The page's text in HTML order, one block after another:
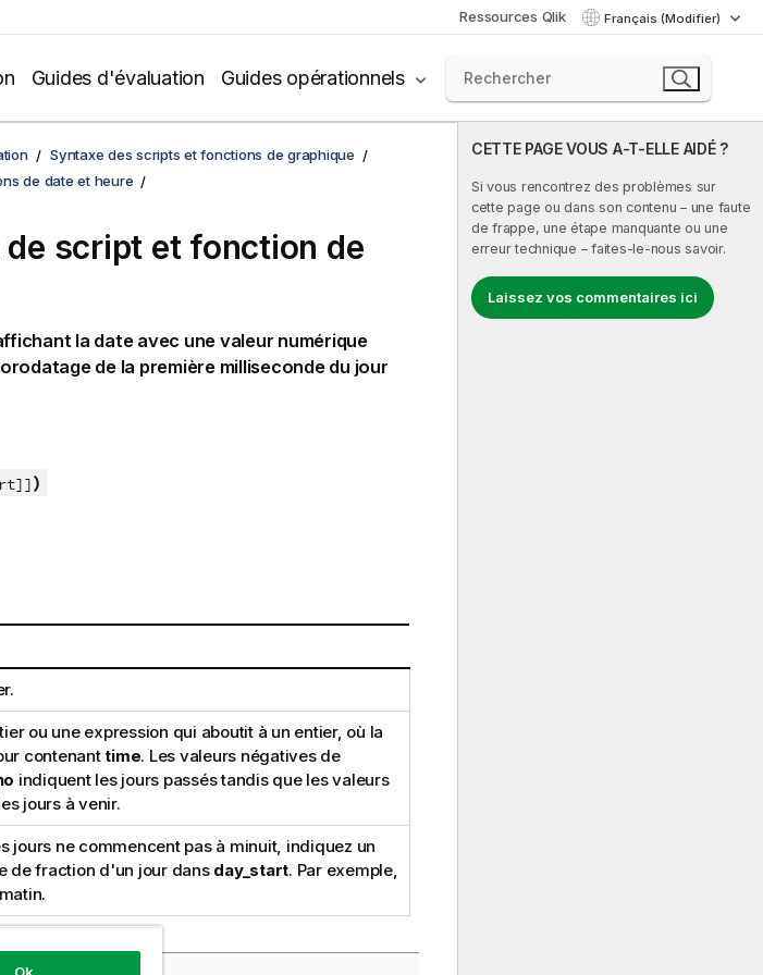
Ressources Qlik Français (Modifier)
Guides d'évaluation Guides opérationnels
CETTE PAGE VOUS A-T-ELLE AIDÉ ?
Si vous rencontrez des problèmes sur
cette page ou dans son contenu – une faute
de frappe, une étape manquante ou une
erreur technique – faites-le-nous savoir.
Laissez vos commentaires ici
Syntaxe des scripts et fonctions de graphique
de date et heure
script et fonction de
la date avec une valeur numérique
de la première milliseconde du jour
)
ou une expression qui aboutit à un entier, où la
contenanttime. Les valeurs négatives de
indiquent les jours passés tandis que les valeurs
jours à venir.
jours ne commencent pas à minuit, indiquez un
de fraction d'un jour dans day_start. Par exemple,